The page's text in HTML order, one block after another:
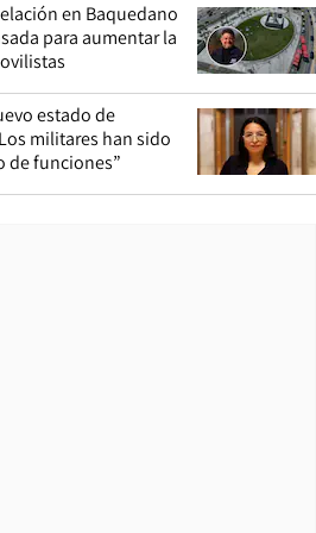
en Baquedano
para aumentar la
estado de
militares han sido
de funciones”